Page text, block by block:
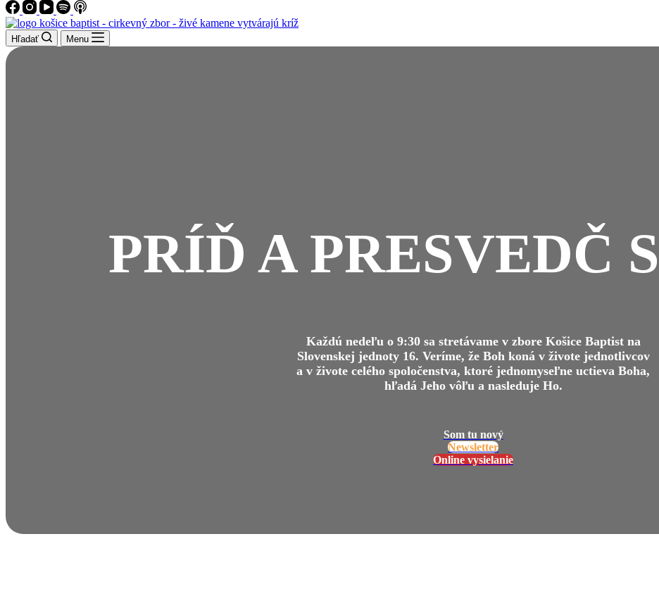
Hľadať Menu
PRÍĎ A PRESVEDČ
Každú nedeľu o 9:30 sa stretávame v zbore Košice Baptist na
Slovenskej jednoty 16. Veríme, že Boh koná v živote jednotlivcov
a v živote celého spoločenstva, ktoré jednomyseľne uctieva Boha,
hľadá Jeho vôľu a nasleduje Ho.
Som tu nový
Newsletter
Online vysielanie